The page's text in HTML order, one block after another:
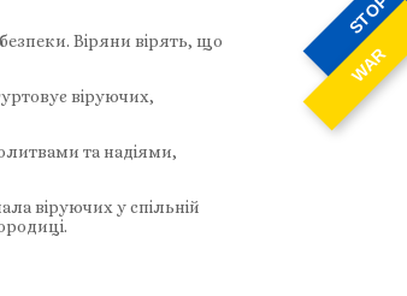
STOP
WAR
Віряни вірять, що
віруючих,
та надіями,
віруючих у спільній